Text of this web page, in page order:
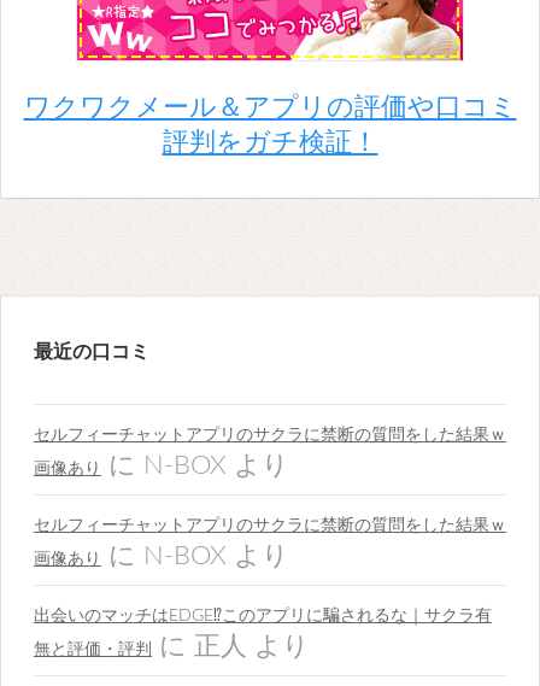
ワクワクメール＆アプリの評価や口コミ
評判をガチ検証！
最近の口コミ
セルフィーチャットアプリのサクラに禁断の質問をした結果ｗ
画像あり
に N-BOX より
セルフィーチャットアプリのサクラに禁断の質問をした結果ｗ
画像あり
に N-BOX より
出会いのマッチはEDGE⁉︎このアプリに騙されるな｜サクラ有
無と評価・評判
に 正人 より